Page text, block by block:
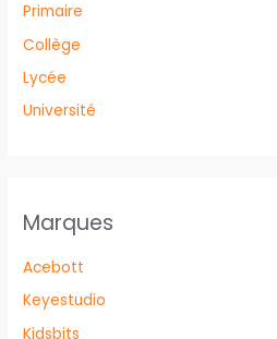
Primaire
Collège
Lycée
Université
Marques
Acebott
Keyestudio
Kidsbits